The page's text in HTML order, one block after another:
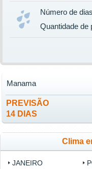
Número de
Quantidade de
PREVISÃO
14 DIAS
Manama
Clima
JANEIRO